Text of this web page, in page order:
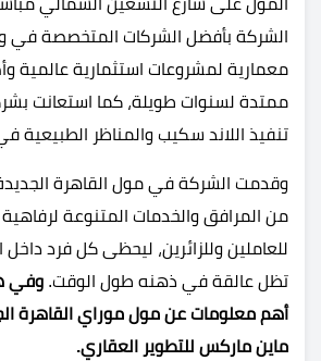
المول على شارع التسعين الشمالي
الشركة بأفضل الشركات المتخصصة في
معمارية لمشروعات استثمارية عالمية
ممتدة لسنوات طويلة، كما استعانت
تنفيذ اللاند سكيب والمناظر الطبيعية
وقدمت الشركة في مول القاهرة
من المرافق والخدمات المتنوعة لرفاهية
للعاملين وللزائرين، ليحظى كل فرد داخل
تظل عالقة في ذهنه طول الوقت. وفي
أهم معلومات عن مول موراي القاهرة
ماين ماركس للتطوير العقاري.